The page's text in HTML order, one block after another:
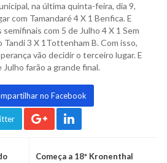
na última quinta-feira, dia 9,
com Tamandaré 4 X 1 Benfica. E
com 5 de Julho 4 X 1 Sem
Tandi 3 X 1Tottenham B. Com isso,
vão decidir o terceiro lugar. E
farão a grande final.
no Facebook
Começa a 18ª Kronenthal